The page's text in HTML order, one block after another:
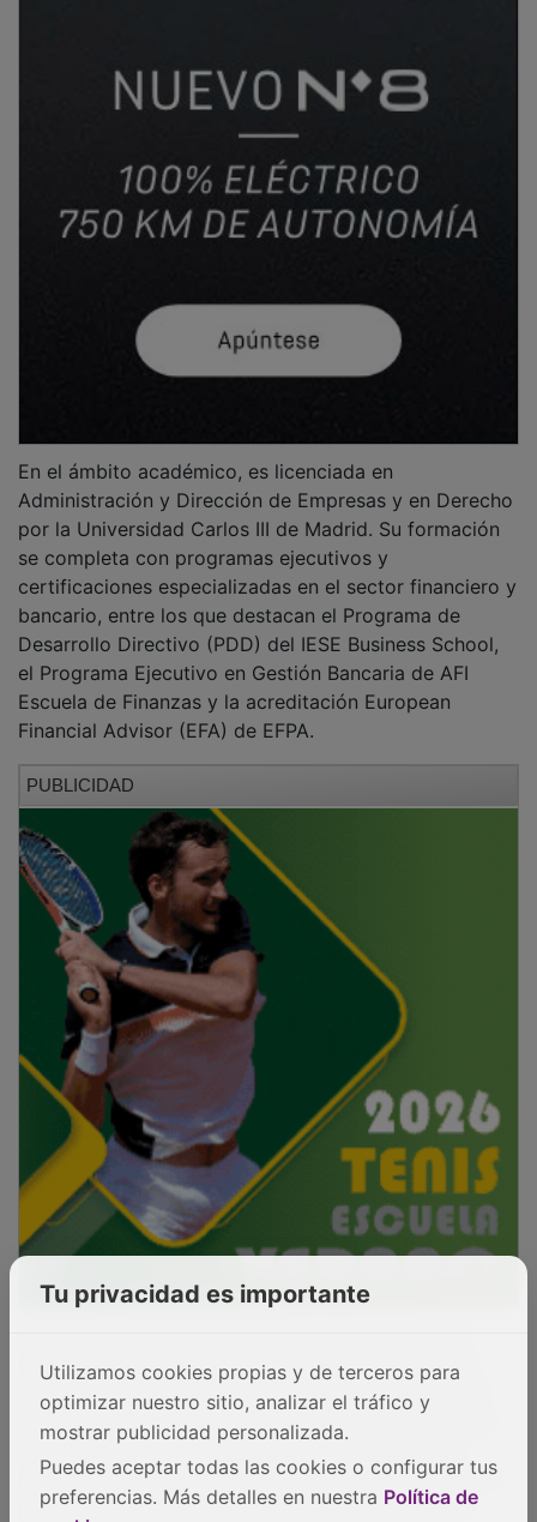
certificaciones especializadas en el sector financiero y
bancario, entre los que destacan el Programa de
Desarrollo Directivo (PDD) del IESE Business School,
el Programa Ejecutivo en Gestión Bancaria de AFI
Escuela de Finanzas y la acreditación European
Financial Advisor (EFA) de EFPA.
Asimismo, cuenta con formación especializada en
crédito inmobiliario, gestión de riesgos de balance,
activos y pasivos, mercados de capitales, riesgo de
mercado, modelos de rentabilidad ajustada al riesgo,
finanzas sostenibles, prevención de blanqueo de
capitales, compliance, ciberseguridad y seguridad de
la información, lo que acredita un perfil altamente
cualificado y actualizado, con conocimientos
económico-financieros, jurídicos, regulatorios y de
gestión alineados con las funciones propias de la
División Financiera.
PUBLICIDAD
Tu privacidad es importante
Utilizamos cookies propias y de terceros para
optimizar nuestro sitio, analizar el tráfico y
mostrar publicidad personalizada.
Puedes aceptar todas las cookies o configurar tus
preferencias. Más detalles en nuestra Política de